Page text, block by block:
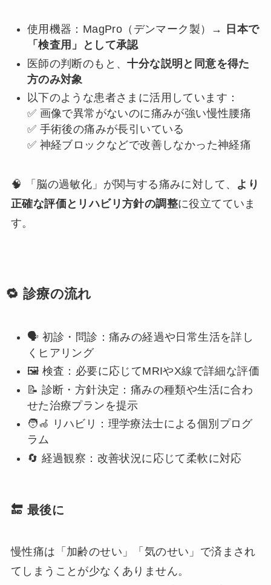
使用機器：MagPro（デンマーク製）→
日本で
「検査用」として承認
医師の判断のもと、十分な説明と同意を得た
方のみ対象
以下のような患者さまに活用しています：
✅ 画像で異常がないのに痛みが強い慢性腰痛
✅ 手術後の痛みが長引いている
✅ 神経ブロックなどで改善しなかった神経痛
🧠 「脳の過敏化」が関与する痛みに対して、 より
正確な評価とリハビリ方針の調整に役立てていま
す。
🔁 診療の流れ
🗣 初診・問診：痛みの経過や日常生活を詳し
くヒアリング
🖼 検査：必要に応じてMRIやX線で詳細な評価
📝 診断・方針決定：痛みの種類や生活に合わ
せた治療プランを提示
🧑‍🦽 リハビリ：理学療法士による個別プログ
ラム
🔄 経過観察：改善状況に応じて柔軟に対応
🔚 最後に
慢性痛は「加齢のせい」「気のせい」で済まされ
てしまうことが少なくありません。